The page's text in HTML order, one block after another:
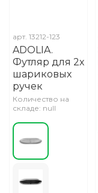
арт. 13212-123
ADOLIA.
Футляр для 2х
шариковых
ручек
Количество на
складе: null